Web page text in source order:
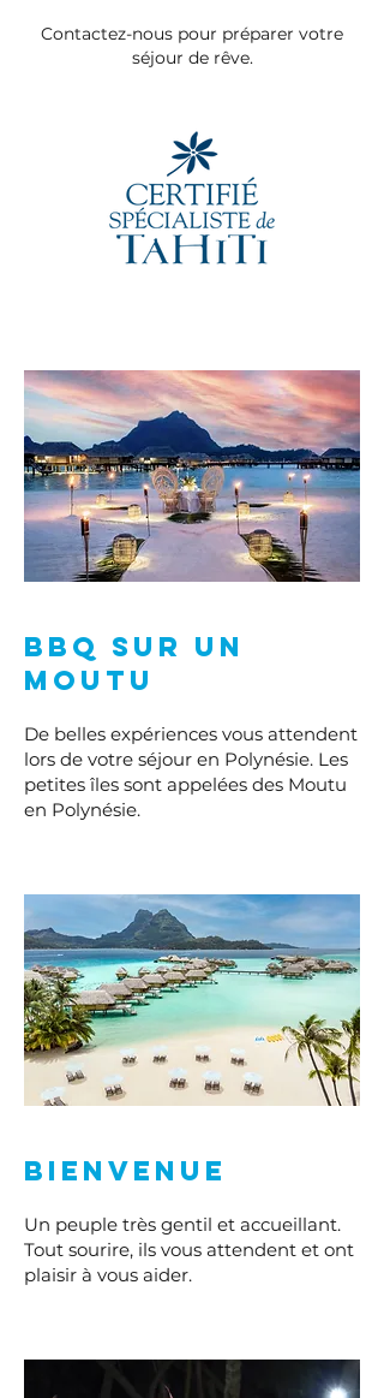
Contactez-nous pour préparer votre
séjour de rêve.
BBQ sur un
Moutu
De belles expériences vous attendent
lors de votre séjour en Polynésie. Les
petites îles sont appelées des Moutu
en Polynésie.
Bienvenue
Un peuple très gentil et accueillant.
Tout sourire, ils vous attendent et ont
plaisir à vous aider.